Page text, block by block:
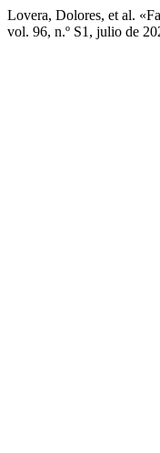
Lovera, Dolores, et al.
vol. 96, n.º S1, julio de